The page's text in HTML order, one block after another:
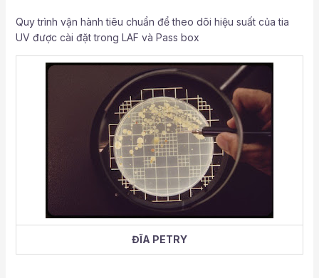
Quy trình vận hành tiêu chuẩn để theo dõi hiệu suất của tia
UV được cài đặt trong LAF và Pass box
ĐĨA PETRY